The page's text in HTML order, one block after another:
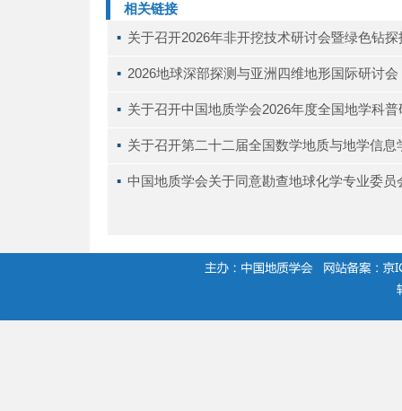
相关链接
▪ 关于召开2026年非开挖技术研讨会暨绿色钻
▪ 2026地球深部探测与亚洲四维地形国际研讨
▪ 关于召开中国地质学会2026年度全国地学科
▪ 关于召开第二十二届全国数学地质与地学信
▪ 中国地质学会关于同意勘查地球化学专业委
.